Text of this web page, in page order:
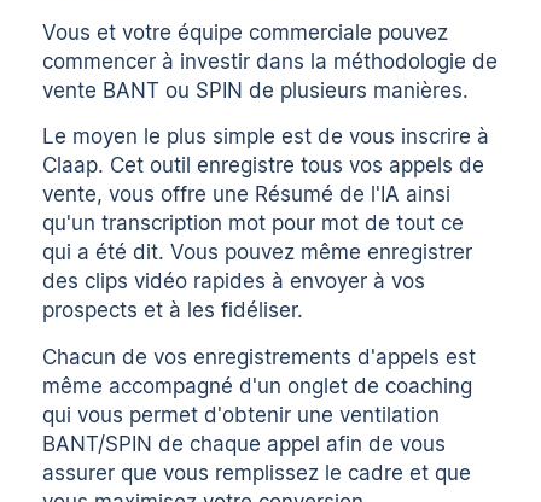
Vous et votre équipe commerciale pouvez
commencer à investir dans la méthodologie de
vente BANT ou SPIN de plusieurs manières.
Le moyen le plus simple est de vous inscrire à
Claap. Cet outil enregistre tous vos appels de
vente, vous offre une Résumé de l'IA ainsi
qu'untranscription mot pour mot de tout ce
qui a été dit. Vous pouvez même enregistrer
des clips vidéo rapides à envoyer à vos
prospects et à les fidéliser.
Chacun de vos enregistrements d'appels est
même accompagné d'un onglet de coaching
qui vous permet d'obtenir une ventilation
BANT/SPIN de chaque appel afin de vous
assurer que vous remplissez le cadre et que